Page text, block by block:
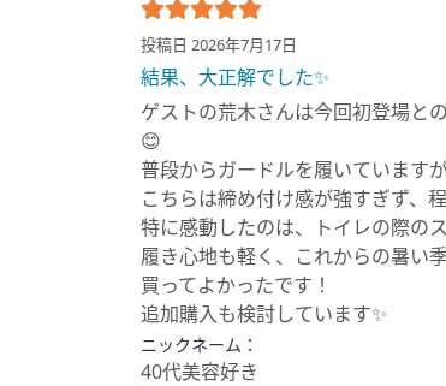
投稿日 2026年7月17日
結果、大正解でした✨
ゲストの荒木さんは今回初登場と
😊
普段からガードルを履いています
こちらは締め付け感が強すぎず、
特に感動したのは、トイレの際の
履き心地も軽く、これからの暑い
買ってよかったです！
追加購入も検討しています✨
ニックネーム：
40代美容好き